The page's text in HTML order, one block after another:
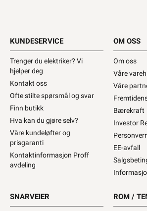
KUNDESERVICE
Trenger du elektriker? Vi
hjelper deg
Kontakt oss
Ofte stilte spørsmål og svar
Finn butikk
Hva kan du gjøre selv?
Våre kundeløfter og
prisgaranti
Kontaktinformasjon Proff
avdeling
OM OSS
Om oss
Våre
Våre
Bærekraft
Investor
EE-avfall
SNARVEIER ROM /